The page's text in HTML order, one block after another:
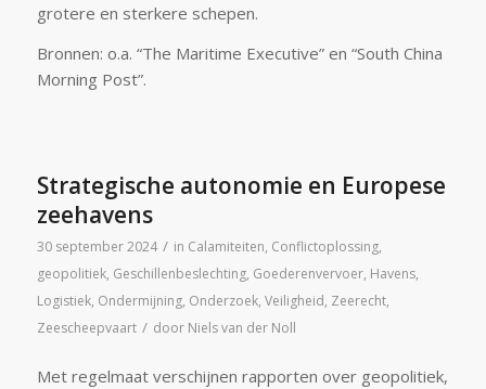
grotere en sterkere schepen.
Bronnen: o.a. “The Maritime Executive” en “South China
Morning Post”.
Strategische autonomie en Europese
zeehavens
30 september 2024 / in Calamiteiten, Conflictoplossing,
geopolitiek, Geschillenbeslechting, Goederenvervoer, Havens,
Logistiek, Ondermijning, Onderzoek, Veiligheid, Zeerecht,
Zeescheepvaart / door Niels van der Noll
Met regelmaat verschijnen rapporten over geopolitiek,